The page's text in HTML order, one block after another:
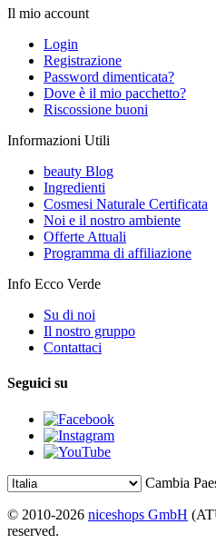
Il mio account
Login
Registrazione
Password dimenticata?
Dove è il mio pacchetto?
Riscossione buoni
Informazioni Utili
beauty Blog
Ingredienti
Cosmesi Naturale Certificata
Noi e il nostro ambiente
Offerte Attuali
Programma di affiliazione
Info Ecco Verde
Su di noi
Il nostro gruppo
Contattaci
Seguici su
Cambia
© 2010-2026 niceshops GmbH
reserved.